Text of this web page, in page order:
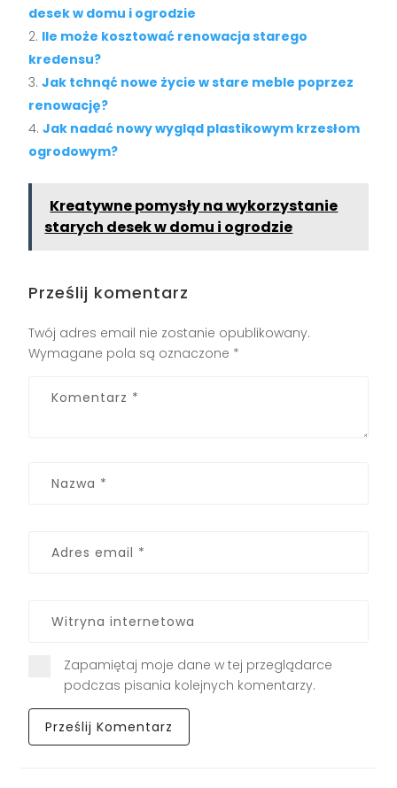
desek w domu i ogrodzie
Ile może kosztować renowacja starego
kredensu?
Jak tchnąć nowe życie w stare meble poprzez
renowację?
Jak nadać nowy wygląd plastikowym krzesłom
ogrodowym?
Kreatywne pomysły na wykorzystanie
starych desek w domu i ogrodzie
Prześlij komentarz
Twój adres email nie zostanie opublikowany.
Wymagane pola są oznaczone *
Zapamiętaj moje dane w tej przeglądarce
podczas pisania kolejnych komentarzy.